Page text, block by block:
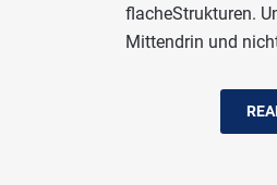
flacheStrukturen.
Mittendrin und